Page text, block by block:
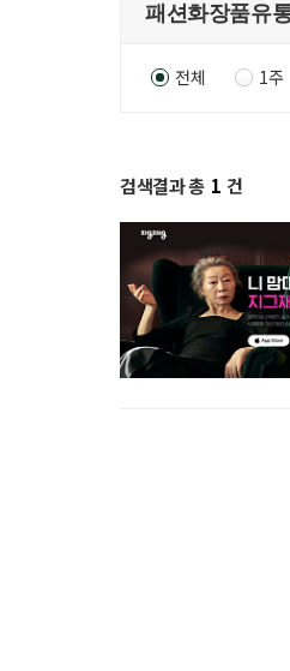
전체 1주
검색결과 총 1 건